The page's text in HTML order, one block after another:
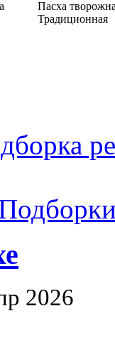
Пасха
Традиционная
2026